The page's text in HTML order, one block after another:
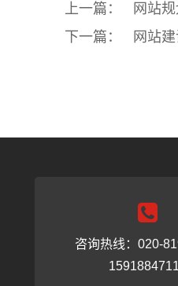
上一篇：
网站
下一篇：
网站
咨询热线：020-